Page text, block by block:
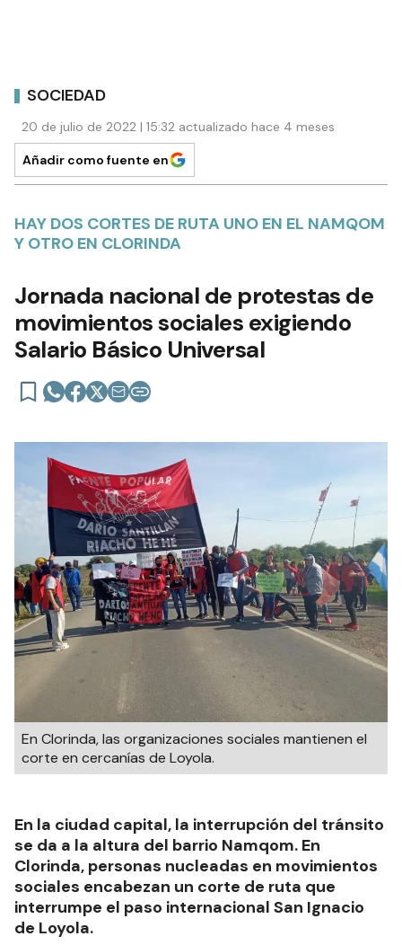
SOCIEDAD
20 de julio de 2022 | 15:32 actualizado hace 4 meses
Añadir como fuente en
HAY DOS CORTES DE RUTA UNO EN EL NAMQOM
Y OTRO EN CLORINDA
Jornada nacional de protestas de
movimientos sociales exigiendo
Salario Básico Universal
En Clorinda, las organizaciones sociales mantienen el
corte en cercanías de Loyola.
En la ciudad capital, la interrupción del tránsito
se da a la altura del barrio Namqom. En
Clorinda, personas nucleadas en movimientos
sociales encabezan un corte de ruta que
interrumpe el paso internacional San Ignacio
de Loyola.